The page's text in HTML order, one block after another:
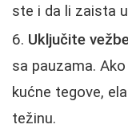
ste i da li zaista
Uključite
sa pauzama.
kućne tegove,
težinu.